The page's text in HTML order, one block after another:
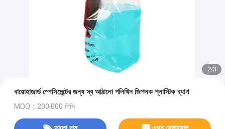
2/3
বায়োহাজার্ড স্পেসিমেন্টের জন্য স্ব আঠালো পলিথিন জিপলক প্লাস্টিক ব্যাগ
MOQ：200,000 পিসি